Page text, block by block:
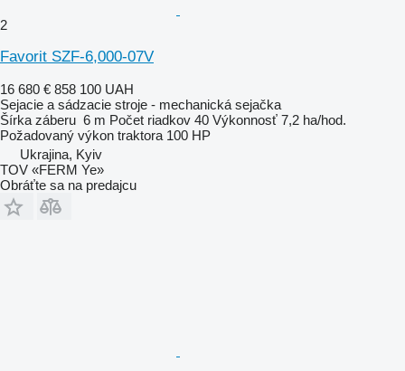
2
Favorit SZF-6,000-07V
16 680 € 858 100 UAH
Sejacie a sádzacie stroje - mechanická sejačka
Šírka záberu 6 m Počet riadkov 40 Výkonnosť 7,2 ha/hod.
Požadovaný výkon traktora 100 HP
Ukrajina, Kyiv
TOV «FERM Ye»
Obráťte sa na predajcu